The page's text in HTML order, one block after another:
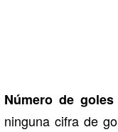
Número de
ninguna cifra de